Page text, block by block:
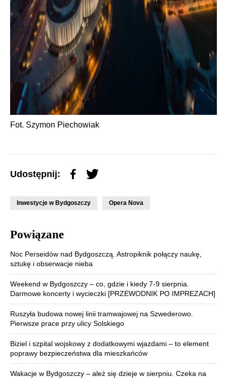
Fot. Szymon Piechowiak
Udostępnij:
Inwestycje w Bydgoszczy Opera Nova
Powiązane
Noc Perseidów nad Bydgoszczą. Astropiknik połączy naukę,
sztukę i obserwacje nieba
Weekend w Bydgoszczy – co, gdzie i kiedy 7-9 sierpnia.
Darmowe koncerty i wycieczki [PRZEWODNIK PO IMPREZACH]
Ruszyła budowa nowej linii tramwajowej na Szwederowo.
Pierwsze prace przy ulicy Solskiego
Biziel i szpital wojskowy z dodatkowymi wjazdami – to element
poprawy bezpieczeństwa dla mieszkańców
Wakacje w Bydgoszczy – ależ się dzieje w sierpniu. Czeka na